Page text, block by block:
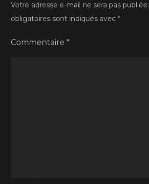
Votre adresse e-mail ne sera pas publiée.
obligatoires sont indiqués avec*
Commentaire*